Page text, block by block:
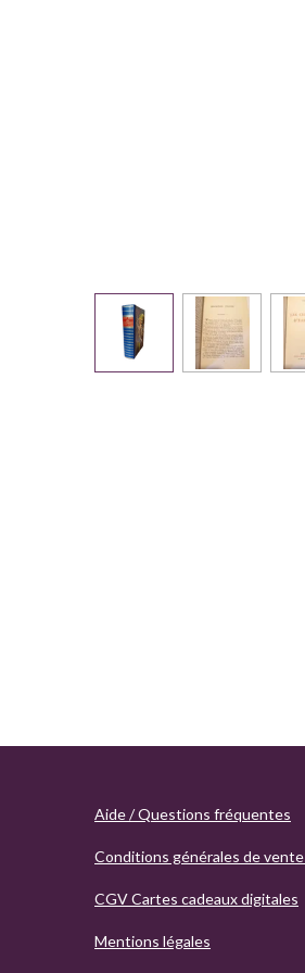
Aide / Questions fréquentes
Conditions générales de vente
CGV Cartes cadeaux digitales
Mentions légales